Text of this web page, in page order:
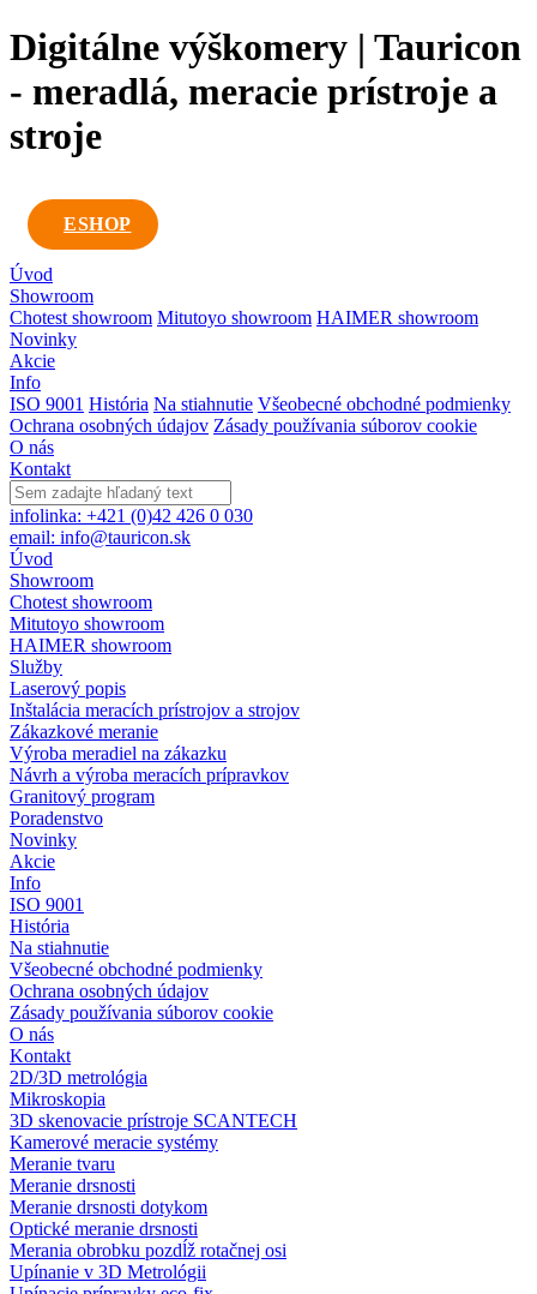
Digitálne výškomery | Tauricon
- meradlá, meracie prístroje a
stroje
ESHOP
Úvod
Showroom
Chotest showroom Mitutoyo showroom HAIMER showroom
Novinky
Akcie
Info
ISO 9001 História Na stiahnutie Všeobecné obchodné podmienky
Ochrana osobných údajov Zásady používania súborov cookie
O nás
Kontakt
infolinka: +421 (0)42 426 0 030
email: info@tauricon.sk
Úvod
Showroom
Chotest showroom
Mitutoyo showroom
HAIMER showroom
Služby
Laserový popis
Inštalácia meracích prístrojov a strojov
Zákazkové meranie
Výroba meradiel na zákazku
Návrh a výroba meracích prípravkov
Granitový program
Poradenstvo
Novinky
Akcie
Info
ISO 9001
História
Na stiahnutie
Všeobecné obchodné podmienky
Ochrana osobných údajov
Zásady používania súborov cookie
O nás
Kontakt
2D/3D metrológia
Mikroskopia
3D skenovacie prístroje SCANTECH
Kamerové meracie systémy
Meranie tvaru
Meranie drsnosti
Meranie drsnosti dotykom
Optické meranie drsnosti
Merania obrobku pozdĺž rotačnej osi
Upínanie v 3D Metrológii